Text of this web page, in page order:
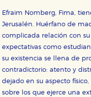
Efraim Nomberg, Fima,
Jerusalén. Huérfano de
complicada relación con
expectativas como
su existencia se llena de
contradictorio: atento y
dejado en su aspecto
sobre los que ejerce una